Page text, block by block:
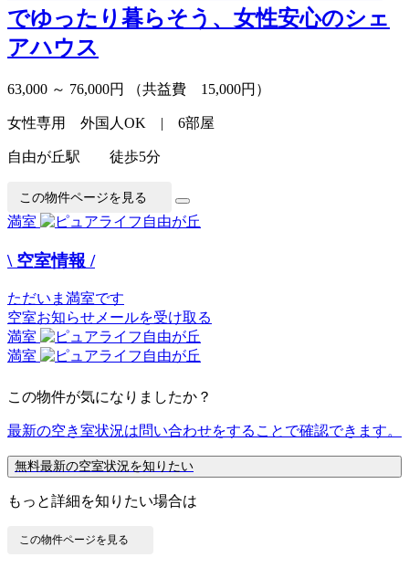
でゆったり暮らそう、女性安心のシェ
アハウス
63,000 ～ 76,000円 （共益費 15,000円）
女性専用 外国人OK | 6部屋
自由が丘駅 徒歩5分
この物件ページを見る
満室
\ 空室情報 /
ただいま満室です
空室お知らせメールを受け取る
満室
満室
この物件が気になりましたか？
最新の空き室状況は問い合わせをすることで確認できます。
無料最新の空室状況を知りたい
もっと詳細を知りたい場合は
この物件ページを見る